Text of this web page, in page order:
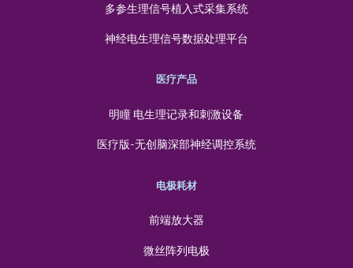
多参生理信号植入式采集系统
神经电生理信号数据处理平台
医疗产品
明瞳 电生理记录和刺激设备
医疗版-无创脑深部神经调控系统
电极耗材
前端放大器
微丝阵列电极